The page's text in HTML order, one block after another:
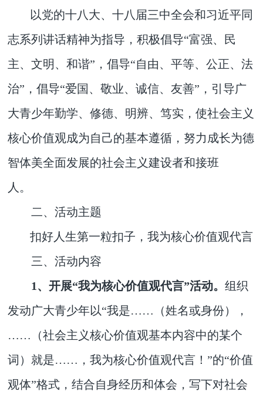
以党的十八大、十八届三中全会和习近平同
志系列讲话精神为指导，积极倡导“富强、民
主、文明、和谐”，倡导“自由、平等、公正、法
治”，倡导“爱国、敬业、诚信、友善”，引导广
大青少年勤学、修德、明辨、笃实，使社会主义
核心价值观成为自己的基本遵循，努力成长为德
智体美全面发展的社会主义建设者和接班
人。
二、活动主题
扣好人生第一粒扣子，我为核心价值观代言
三、活动内容
1、开展“我为核心价值观代言”活动。组织
发动广大青少年以“我是……（姓名或身份），
……（社会主义核心价值观基本内容中的某个
词）就是……，我为核心价值观代言！”的“价值
观体”格式，结合自身经历和体会，写下对社会